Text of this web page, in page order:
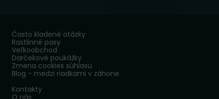
Často kladené otázky
Rastlinné pasy
Veľkoobchod
Darčekové poukážky
Zmena cookies súhlasu
Blog - medzi riadkami v záhone
Kontakty